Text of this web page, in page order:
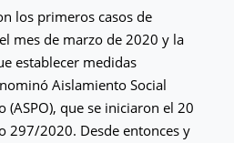
los primeros casos de
mes de marzo de 2020 y la
establecer medidas
Aislamiento Social
que se iniciaron el 20
297/2020. Desde entonces y